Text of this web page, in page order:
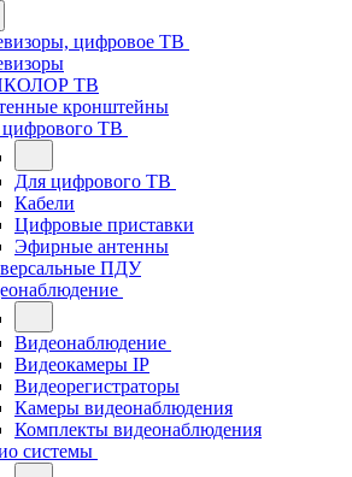
цифровое ТВ
ТВ
кронштейны
ТВ
Для цифрового ТВ
Кабели
Цифровые приставки
Эфирные антенны
ПДУ
Видеонаблюдение
Видеокамеры IP
Видеорегистраторы
Камеры видеонаблюдения
Комплекты видеонаблюдения
системы